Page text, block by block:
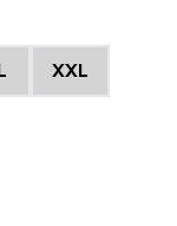
XXL